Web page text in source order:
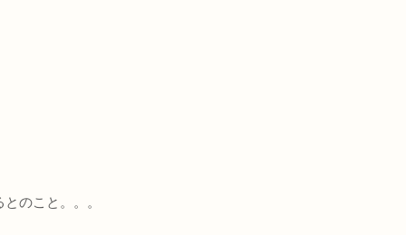
のこと。。。